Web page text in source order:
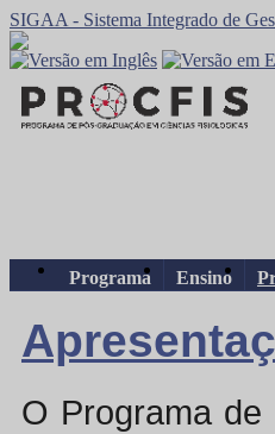
SIGAA - Sistema Integrado de
Programa Ensino
O Programa